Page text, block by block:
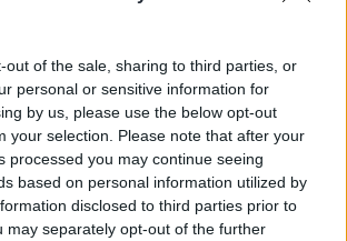
out of the sale, sharing to third parties, or
personal or sensitive information for
by us, please use the below opt-out
your selection. Please note that after your
processed you may continue seeing
based on personal information utilized by
disclosed to third parties prior to
may separately opt-out of the further
Обор за мишки